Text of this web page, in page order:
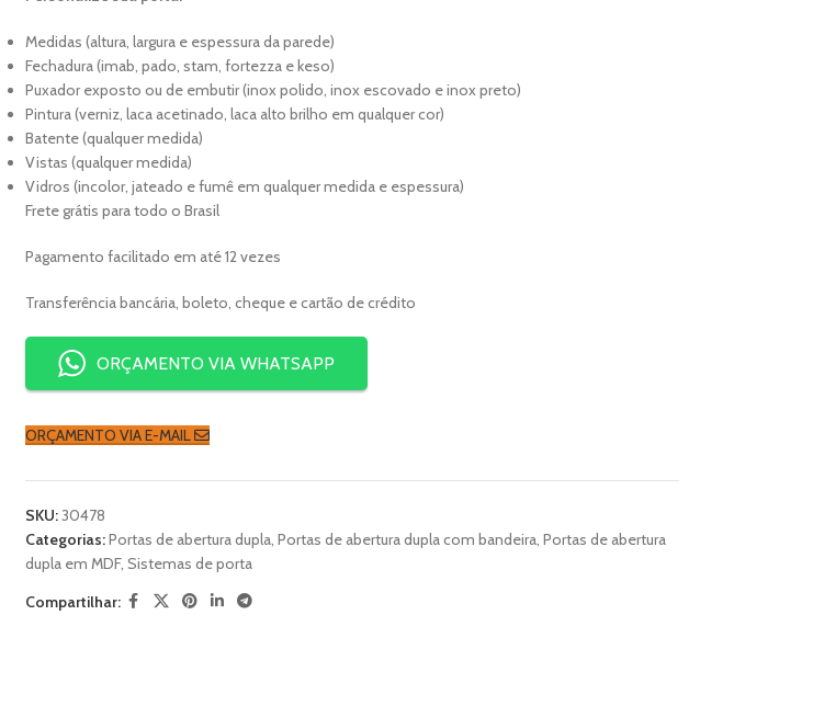
Medidas (altura, largura e espessura da parede)
Fechadura (imab, pado, stam, fortezza e keso)
Puxador exposto ou de embutir (inox polido, inox escovado e inox preto)
Pintura (verniz, laca acetinado, laca alto brilho em qualquer cor)
Batente (qualquer medida)
Vistas (qualquer medida)
Vidros (incolor, jateado e fumê em qualquer medida e espessura)
Frete grátis para todo o Brasil
Pagamento facilitado em até 12 vezes
Transferência bancária, boleto, cheque e cartão de crédito
ORÇAMENTO VIA WHATSAPP
ORÇAMENTO VIA E-MAIL
SKU:30478
Categorias:Portas de abertura dupla, Portas de abertura dupla com bandeira, Portas de abertura
dupla em MDF, Sistemas de porta
Compartilhar: